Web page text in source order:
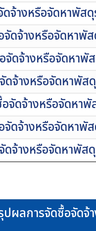
จ้างหรือจัดหาพัส
ดจ้างหรือจัดหาพั
ดจ้างหรือจัดหาพั
จ้างหรือจัดหาพัส
จัดจ้างหรือจัดหา
ดจ้างหรือจัดหาพั
จ้างหรือจัดหาพั
ปผลการจัดซื้อจัด